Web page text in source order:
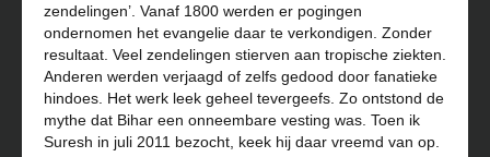
zendelingen’. Vanaf 1800 werden er pogingen
ondernomen het evangelie daar te verkondigen. Zonder
resultaat. Veel zendelingen stierven aan tropische ziekten.
Anderen werden verjaagd of zelfs gedood door fanatieke
hindoes. Het werk leek geheel tevergeefs. Zo ontstond de
mythe dat Bihar een onneembare vesting was. Toen ik
Suresh in juli 2011 bezocht, keek hij daar vreemd van op.